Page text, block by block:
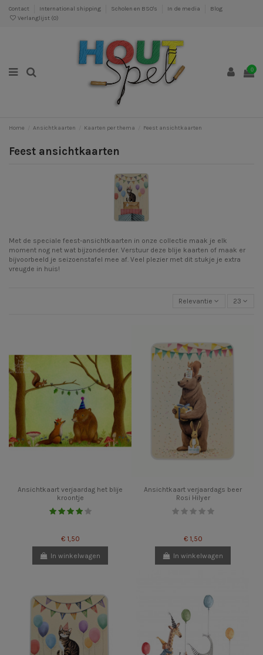
Contact International shipping Scholen en BSO's In de media
Blog
Verlanglijst (0)
0
Home Ansichtkaarten Kaarten per thema Feest ansichtkaarten
Feest ansichtkaarten
Met de speciale feest-ansichtkaarten in onze collectie maak je elk
moment nog net wat bijzonderder. Verstuur deze blije kaarten of maak er
bijvoorbeeld je seizoenstafel mee af. Veel plezier met dit stukje je extra
vreugde in huis!
Relevantie 23
Ansichtkaart verjaardag het blije
kroontje
€ 1,50
In winkelwagen
Ansichtkaart verjaardags beer
Rosi Hilyer
€ 1,50
In winkelwagen